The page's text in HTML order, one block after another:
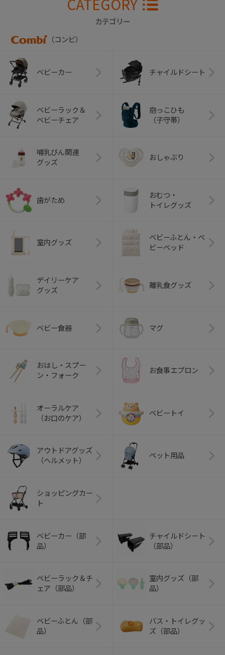
CATEGORY
カテゴリー
（コンビ）
ベビーカー チャイルドシート
ベビーラック＆
ベビーチェア
抱っこひも
（子守帯）
哺乳びん関連
グッズ
おしゃぶり
歯がため
おむつ・
トイレグッズ
室内グッズ
ベビーふとん・ベ
ビーベッド
デイリーケア
グッズ
離乳食グッズ
ベビー食器 マグ
おはし・スプー
ン・フォーク
お食事エプロン
オーラルケア
（お口のケア）
ベビートイ
アウトドアグッズ
（ヘルメット）
ペット用品
ショッピングカー
ト
ベビーカー（部
品）
チャイルドシート
（部品）
ベビーラック＆チ
ェア（部品）
室内グッズ（部
品）
ベビーふとん（部
品）
バス・トイレグッ
ズ（部品）